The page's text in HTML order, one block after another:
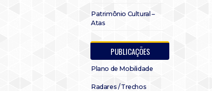
Patrimônio Cultural –
Atas
PUBLICAÇÕES
Plano de Mobilidade
Radares / Trechos